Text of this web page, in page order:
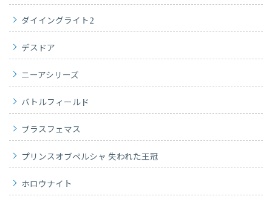
ダイイングライト2
デスドア
ニーアシリーズ
バトルフィールド
ブラスフェマス
プリンスオブペルシャ 失われた王冠
ホロウナイト